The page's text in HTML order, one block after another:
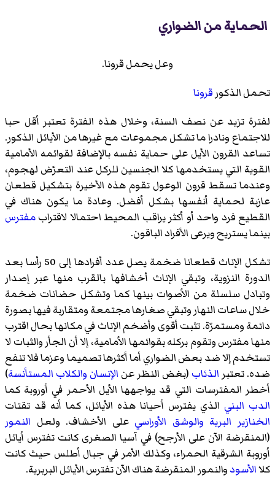
الحماية من الضواري
وعل يحمل قرونا.
تحمل الذكور قرونا
لفترة تزيد عن نصف السنة، وخلال هذه الفترة تعتبر أقل حبا
للاجتماع ونادرا ما تشكل مجموعات مع غيرها من الأيائل الذكور.
تساعد القرون الأيل على حماية نفسه بالإضافة لقوائمه الأمامية
القوية التي يستخدمها كلا الجنسين للركل عند التعرّض لهجوم،
وعندما تسقط قرون الوعول تقوم هذه الأخيرة بتشكيل قطعان
عازبة لحماية أنفسها بشكل أفضل. وعادة ما يكون هناك في
القطيع فرد واحد أو أكثر يراقب المحيط احتمالا لاقترابمفترس
بينما يستريح ويرعى الأفراد الباقون.
تشكل الإناث قطعانا ضخمة يصل عدد أفرادها إلى 50 رأسا بعد
الدورة النزوية، وتبقي الإناث أخشافها بالقرب منها عبر إصدار
وتبادل سلسلة من الأصوات بينها كما وتشكل حضانات ضخمة
خلال ساعات النهار وتبقي صغارها مجتمعة ومتقاربة فيها بصورة
دائمة ومستمرّة. تثبت أقوى وأضخم الإناث في مكانها بحال اقترب
منها مفترس وتقوم بركله بقوائمها الأمامية، إلا أن الجأر والثبات لا
تستخدم إلا ضد بعض الضواري أما أكثرها تصميما وعزما فلا تنفع
ضده. تعتبر الذئاب (بغض النظر عن الإنسان والكلاب المستأنسة)
أخطر المفترسات التي قد يواجهها الأيل الأحمر في أوروبة كما
الدب البني الذي يفترس أحيانا هذه الأيائل، كما أنه قد تقتات
الخنازير البرية والوشق الأوراسي على الأخشاف. ولعل النمور
(المنقرضة الآن على الأرجح) في آسيا الصغرى كانت تفترس أيائل
أوروبة الشرقية الحمراء، وكذلك الأمر في جبال أطلس حيث كانت
كلاالأسودوالنمور المنقرضة هناك الآن تفترس الأيائل البربرية.